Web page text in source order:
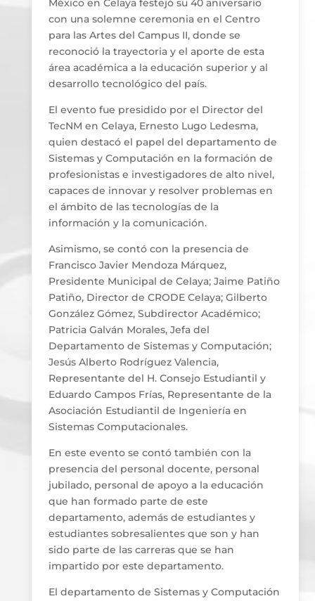
México en Celaya festejó su 40 aniversario
con una solemne ceremonia en el Centro
para las Artes del Campus II, donde se
reconoció la trayectoria y el aporte de esta
área académica a la educación superior y al
desarrollo tecnológico del país.
El evento fue presidido por el Director del
TecNM en Celaya, Ernesto Lugo Ledesma,
quien destacó el papel del departamento de
Sistemas y Computación en la formación de
profesionistas e investigadores de alto nivel,
capaces de innovar y resolver problemas en
el ámbito de las tecnologías de la
información y la comunicación.
Asimismo, se contó con la presencia de
Francisco Javier Mendoza Márquez,
Presidente Municipal de Celaya; Jaime Patiño
Patiño, Director de CRODE Celaya; Gilberto
González Gómez, Subdirector Académico;
Patricia Galván Morales, Jefa del
Departamento de Sistemas y Computación;
Jesús Alberto Rodríguez Valencia,
Representante del H. Consejo Estudiantil y
Eduardo Campos Frías, Representante de la
Asociación Estudiantil de Ingeniería en
Sistemas Computacionales.
En este evento se contó también con la
presencia del personal docente, personal
jubilado, personal de apoyo a la educación
que han formado parte de este
departamento, además de estudiantes y
estudiantes sobresalientes que son y han
sido parte de las carreras que se han
impartido por este departamento.
El departamento de Sistemas y Computación